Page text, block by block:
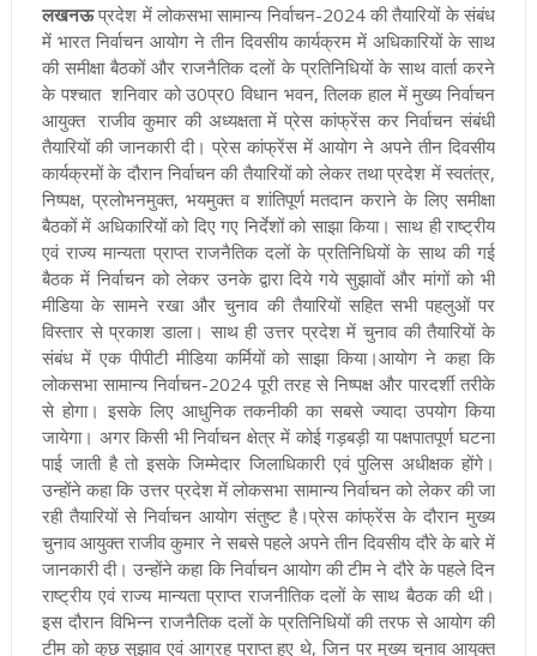
लखनऊ प्रदेश में लोकसभा सामान्य निर्वाचन-2024 की तैयारियों के संबंध
में भारत निर्वाचन आयोग ने तीन दिवसीय कार्यक्रम में अधिकारियों के साथ
की समीक्षा बैठकों और राजनैतिक दलों के प्रतिनिधियों के साथ वार्ता करने
के पश्चात शनिवार को उ0प्र0 विधान भवन, तिलक हाल में मुख्य निर्वाचन
आयुक्त राजीव कुमार की अध्यक्षता में प्रेस कांफ्रेंस कर निर्वाचन संबंधी
तैयारियों की जानकारी दी। प्रेस कांफ्रेंस में आयोग ने अपने तीन दिवसीय
कार्यक्रमों के दौरान निर्वाचन की तैयारियों को लेकर तथा प्रदेश में स्वतंत्र,
निष्पक्ष, प्रलोभनमुक्त, भयमुक्त व शांतिपूर्ण मतदान कराने के लिए समीक्षा
बैठकों में अधिकारियों को दिए गए निर्देशों को साझा किया। साथ ही राष्ट्रीय
एवं राज्य मान्यता प्राप्त राजनैतिक दलों के प्रतिनिधियों के साथ की गई
बैठक में निर्वाचन को लेकर उनके द्वारा दिये गये सुझावों और मांगों को भी
मीडिया के सामने रखा और चुनाव की तैयारियों सहित सभी पहलुओं पर
विस्तार से प्रकाश डाला। साथ ही उत्तर प्रदेश में चुनाव की तैयारियों के
संबंध में एक पीपीटी मीडिया कर्मियों को साझा किया।आयोग ने कहा कि
लोकसभा सामान्य निर्वाचन-2024 पूरी तरह से निष्पक्ष और पारदर्शी तरीके
से होगा। इसके लिए आधुनिक तकनीकी का सबसे ज्यादा उपयोग किया
जायेगा। अगर किसी भी निर्वाचन क्षेत्र में कोई गड़बड़ी या पक्षपातपूर्ण घटना
पाई जाती है तो इसके जिम्मेदार जिलाधिकारी एवं पुलिस अधीक्षक होंगे।
उन्होंने कहा कि उत्तर प्रदेश में लोकसभा सामान्य निर्वाचन को लेकर की जा
रही तैयारियों से निर्वाचन आयोग संतुष्ट है।प्रेस कांफ्रेंस के दौरान मुख्य
चुनाव आयुक्त राजीव कुमार ने सबसे पहले अपने तीन दिवसीय दौरे के बारे में
जानकारी दी। उन्होंने कहा कि निर्वाचन आयोग की टीम ने दौरे के पहले दिन
राष्ट्रीय एवं राज्य मान्यता प्राप्त राजनीतिक दलों के साथ बैठक की थी।
इस दौरान विभिन्न राजनैतिक दलों के प्रतिनिधियों की तरफ से आयोग की
टीम को कुछ सुझाव एवं आग्रह प्राप्त हुए थे, जिन पर मुख्य चुनाव आयुक्त